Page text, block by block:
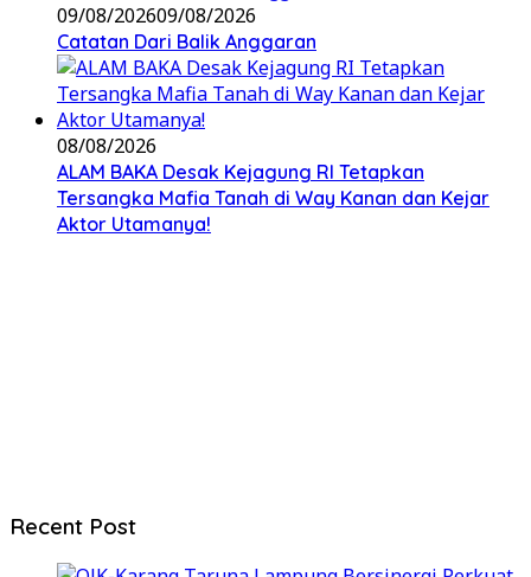
09/08/202609/08/2026
Catatan Dari Balik Anggaran
08/08/2026
ALAM BAKA Desak Kejagung RI Tetapkan
Tersangka Mafia Tanah di Way Kanan dan Kejar
Aktor Utamanya!
Recent Post